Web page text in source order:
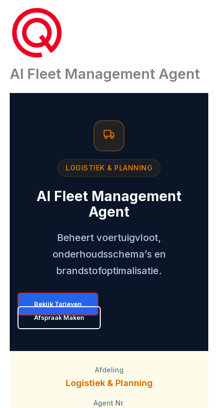
inhoud
AI Fleet Management Agent
LOGISTIEK & PLANNING
AI Fleet Management
Agent
Beheert voertuigvloot,
onderhoudsschema’s en
brandstofoptimalisatie.
Bekijk Tarieven
Afspraak Maken
Afdeling
Logistiek & Planning
Agent Nr.